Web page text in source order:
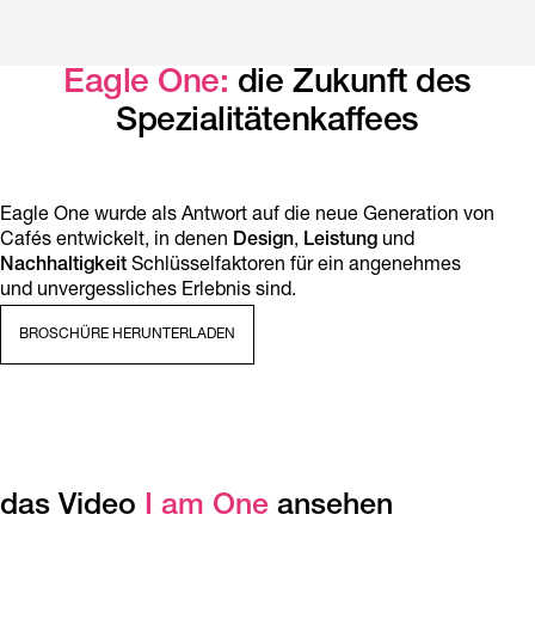
Eagle One: die Zukunft des
Spezialitätenkaffees
Eagle One wurde als Antwort auf die neue Generation von
Cafés entwickelt, in denen Design, Leistung und
Nachhaltigkeit Schlüsselfaktoren für ein angenehmes
und unvergessliches Erlebnis sind.
BROSCHÜRE HERUNTERLADEN
das Video I am One ansehen